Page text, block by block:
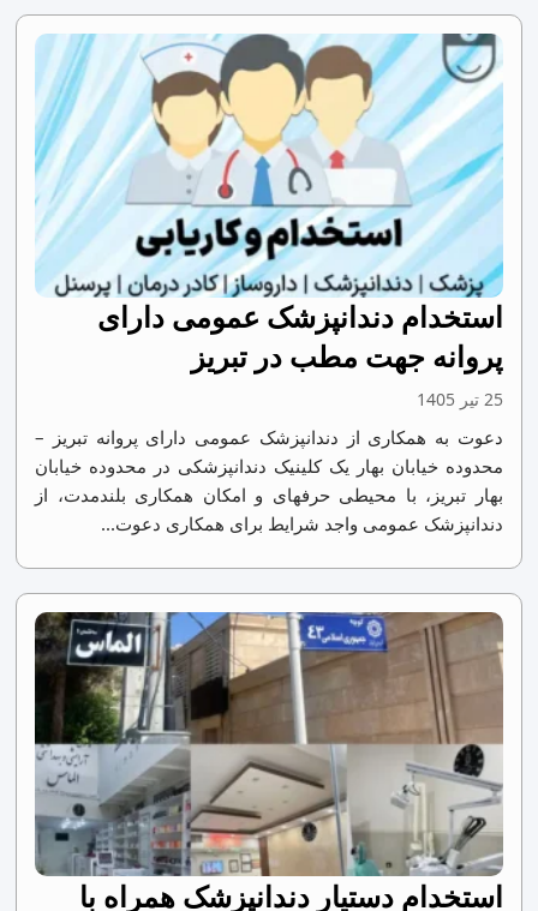
استخدام دندانپزشک عمومی دارای
پروانه جهت مطب در تبریز
25 تیر 1405
دعوت به همکاری از دندانپزشک عمومی دارای پروانه تبریز –
محدوده خیابان بهار یک کلینیک دندانپزشکی در محدوده خیابان
بهار تبریز، با محیطی حرفهای و امکان همکاری بلندمدت، از
دندانپزشک عمومی واجد شرایط برای همکاری دعوت...
استخدام دستیار دندانپزشک همراه با